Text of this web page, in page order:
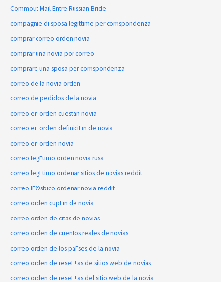
Commout Mail Entre Russian Bride
compagnie di sposa legittime per corrispondenza
comprar correo orden novia
comprar una novia por correo
comprare una sposa per corrispondenza
correo de la novia orden
correo de pedidos de la novia
correo en orden cuestan novia
correo en orden definiciГіn de novia
correo en orden novia
correo legГ­timo orden novia rusa
correo legГ­timo ordenar sitios de novias reddit
correo lГ©sbico ordenar novia reddit
correo orden cupГіn de novia
correo orden de citas de novias
correo orden de cuentos reales de novias
correo orden de los paГ­ses de la novia
correo orden de reseГ±as de sitios web de novias
correo orden de reseГ±as del sitio web de la novia